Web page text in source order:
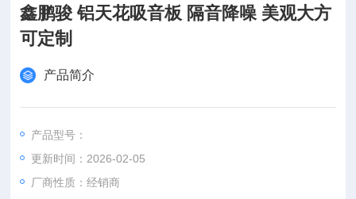
鑫鹏骏 铝天花吸音板 隔音降噪 美观大方
可定制
产品简介
产品型号：
更新时间：2026-02-05
厂商性质：经销商